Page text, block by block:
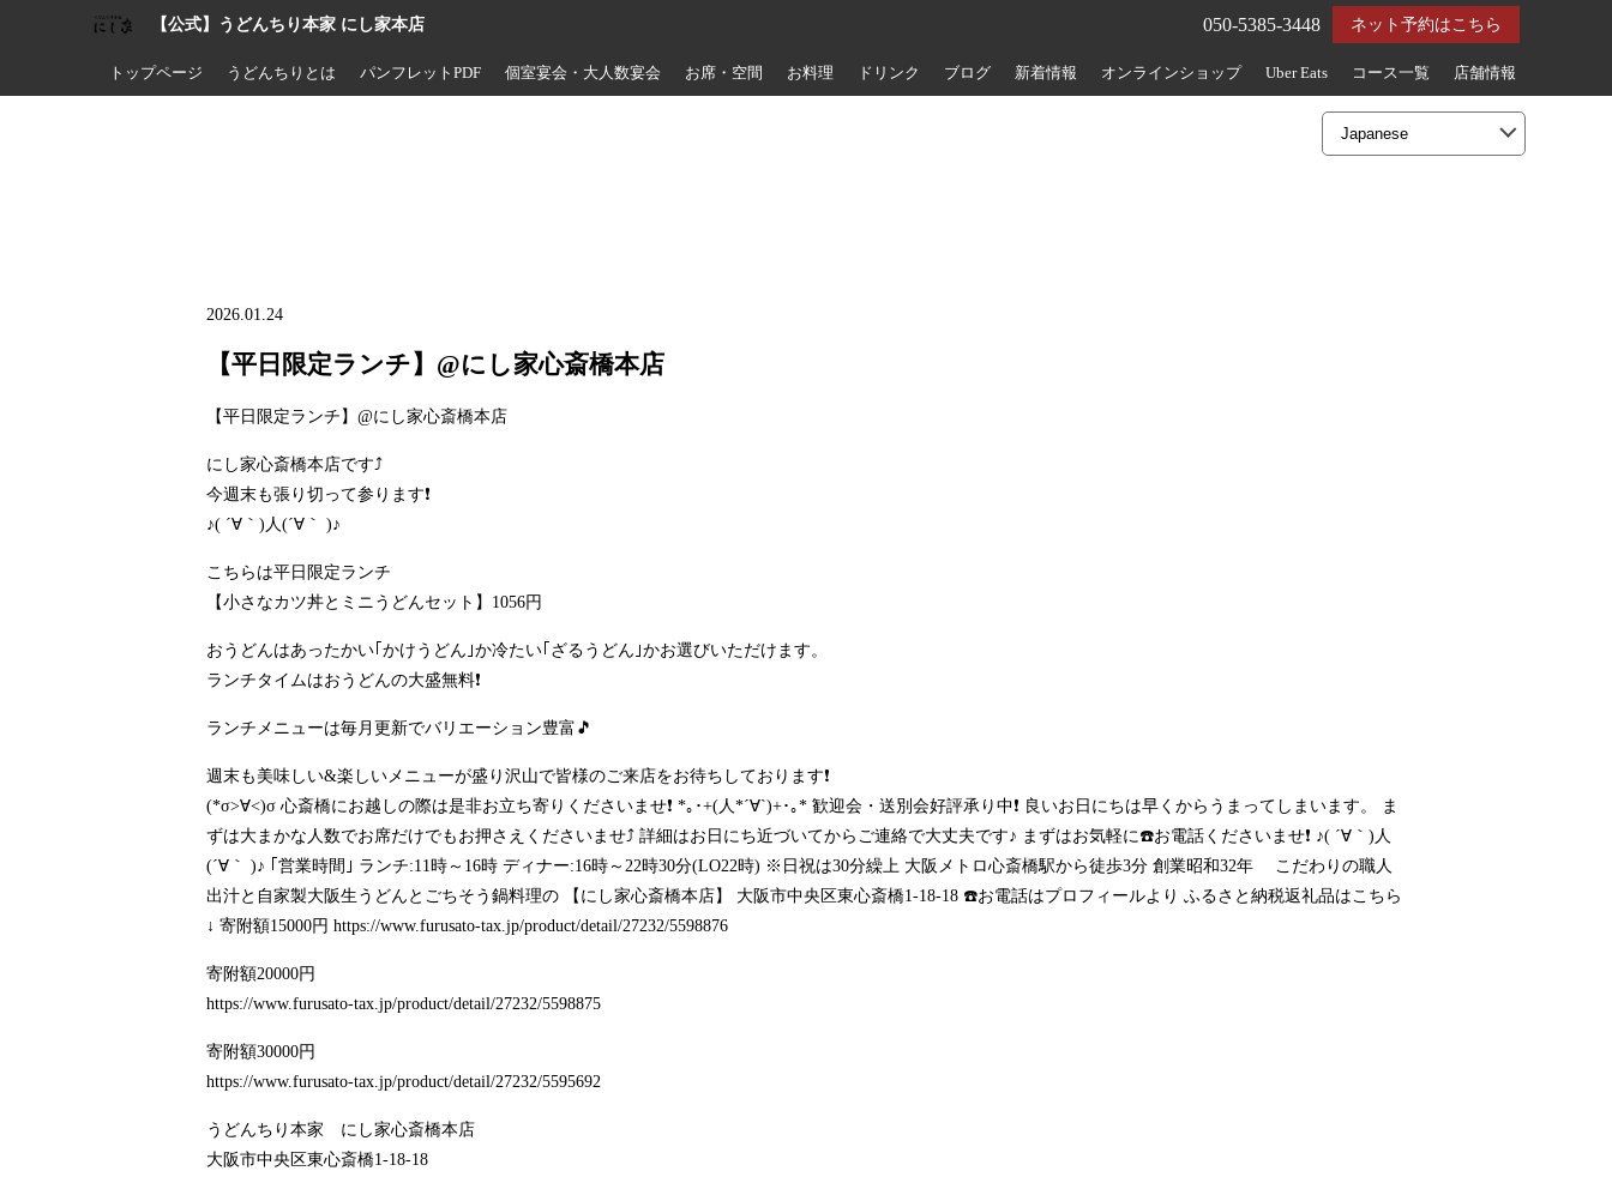
【公式】うどんちり本家 にし家本店 ネット予約はこちら
050-5385-3448
トップページ うどんちりとは パンフレットPDF 個室宴会・大人数宴会 お席・空間 お料理 ドリンク ブログ 新着情報 オンラインショップ Uber Eats コース一覧 店舗情報
2026.01.24
【平日限定ランチ】@にし家心斎橋本店
【平日限定ランチ】@にし家心斎橋本店
にし家心斎橋本店です⤴️
今週末も張り切って参ります❗
♪( ´∀｀)人(´∀｀ )♪
こちらは平日限定ランチ
【小さなカツ丼とミニうどんセット】1056円
おうどんはあったかい｢かけうどん｣か冷たい｢ざるうどん｣かお選びいただけます。
ランチタイムはおうどんの大盛無料❗
ランチメニューは毎月更新でバリエーション豊富🎵
週末も美味しい&楽しいメニューが盛り沢山で皆様のご来店をお待ちしております❗
(*σ>∀<)σ 心斎橋にお越しの際は是非お立ち寄りくださいませ❗ *｡･+(人*´∀`)+･｡* 歓迎会・送別会好評承り中❗ 良いお日にちは早くからうまってしまいます。 ま
ずは大まかな人数でお席だけでもお押さえくださいませ⤴️ 詳細はお日にち近づいてからご連絡で大丈夫です♪ まずはお気軽に☎️お電話くださいませ❗ ♪( ´∀｀)人
(´∀｀ )♪ ｢営業時間｣ ランチ:11時～16時 ディナー:16時～22時30分(LO22時) ※日祝は30分繰上 大阪メトロ心斎橋駅から徒歩3分 創業昭和32年 こだわりの職人
出汁と自家製大阪生うどんとごちそう鍋料理の 【にし家心斎橋本店】 大阪市中央区東心斎橋1-18-18 ☎️お電話はプロフィールより ふるさと納税返礼品はこちら
↓ 寄附額15000円 https://www.furusato-tax.jp/product/detail/27232/5598876
寄附額20000円
https://www.furusato-tax.jp/product/detail/27232/5598875
寄附額30000円
https://www.furusato-tax.jp/product/detail/27232/5595692
うどんちり本家 にし家心斎橋本店
大阪市中央区東心斎橋1-18-18